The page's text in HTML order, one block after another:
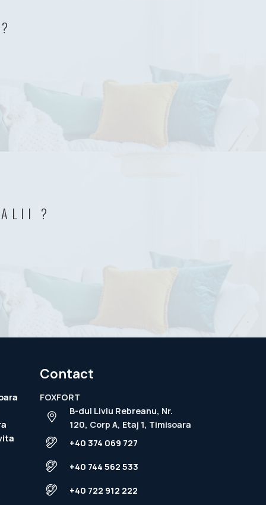
?
Contact
FOXFORT
B-dul Liviu Rebreanu, Nr.
120, Corp A, Etaj 1, Timisoara
+40 374 069 727
+40 744 562 533
+40 722 912 222